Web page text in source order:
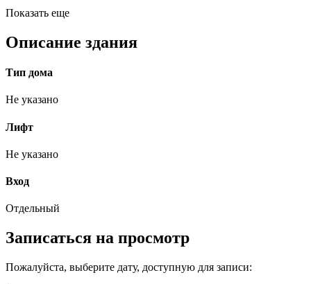
Показать еще
Описание здания
Тип дома
Не указано
Лифт
Не указано
Вход
Отдельный
Записаться на просмотр
Пожалуйста, выберите дату, доступную для записи: